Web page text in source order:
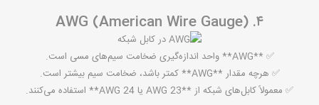
۴. AWG (American Wire Gauge)
✅ **AWG** واحد اندازه‌گیری ضخامت سیم‌های مسی است.
✅ هرچه مقدار **AWG** کمتر باشد، ضخامت سیم بیشتر است.
✅ معمولاً کابل‌های شبکه از **AWG 23 یا AWG 24** استفاده می‌کنند.